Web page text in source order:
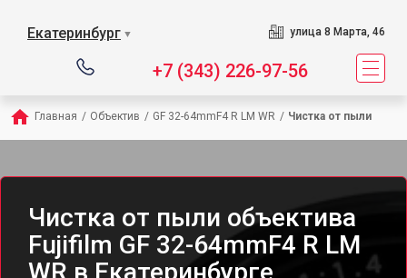
Екатеринбург ▼ улица 8 Марта, 46
+7 (343) 226-97-56
Главная / Объектив / GF 32-64mmF4 R LM WR / Чистка от пыли
Чистка от пыли объектива
Fujifilm GF 32-64mmF4 R LM